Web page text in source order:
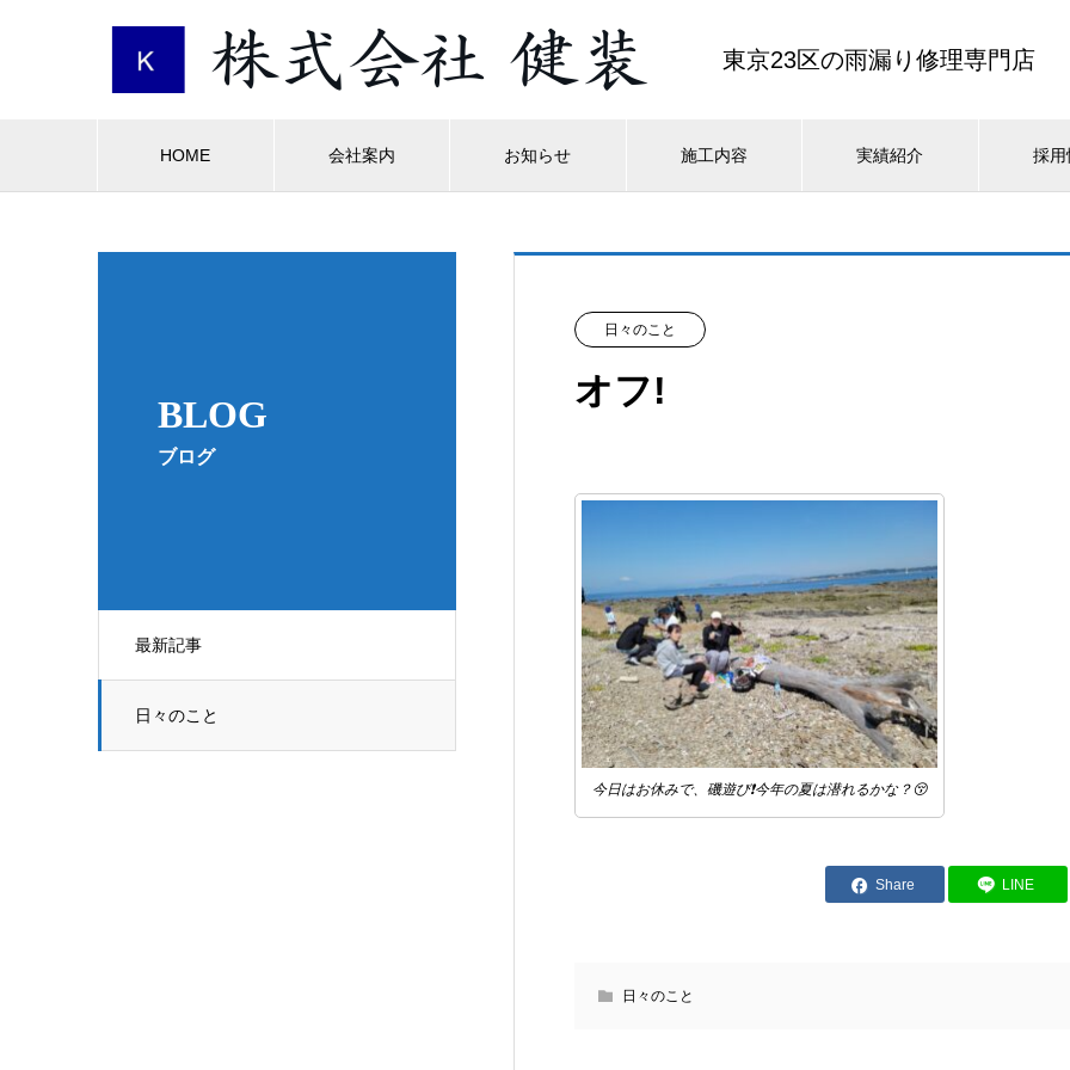
東京23区の雨漏り修理専門店
HOME 会社案内 お知らせ 施工内容 実績紹介 採用
BLOG
ブログ
最新記事
日々のこと
日々のこと
オフ!
今日はお休みで、磯遊び❗今年の夏は潜れるかな？😚
Share LINE
日々のこと